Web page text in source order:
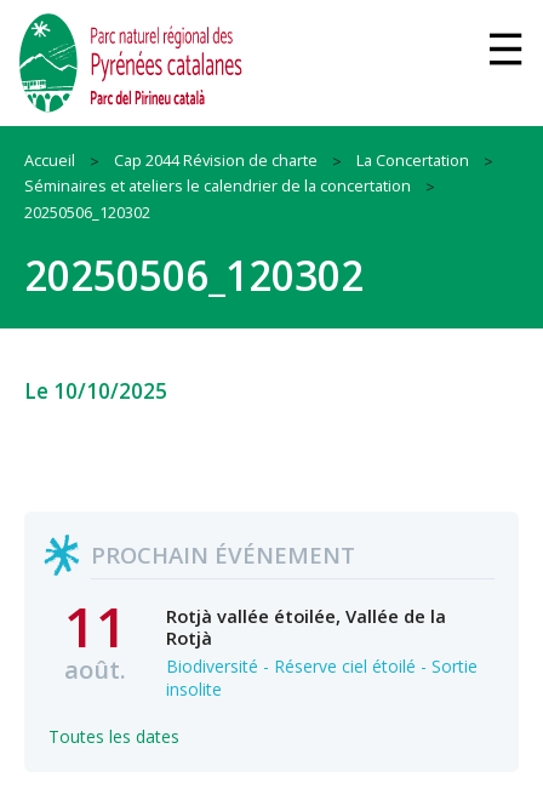
Accueil Cap 2044 Révision de charte
La Concertation
Séminaires et ateliers le calendrier de la concertation
20250506_120302
20250506_120302
Le 10/10/2025
PROCHAIN ÉVÉNEMENT
11
août.
Rotjà vallée étoilée, Vallée de la
Rotjà
Biodiversité - Réserve ciel étoilé - Sortie
insolite
Toutes les dates